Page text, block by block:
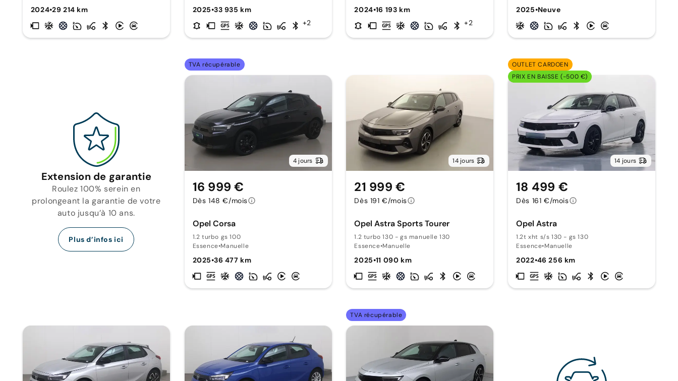
2024•29 214 km 2025•33 935 km
+2
2024•16 193 km
+2
2025•Neuve
Extension de garantie
Roulez 100% serein en
prolongeant la garantie de votre
auto jusqu’à 10 ans.
Plus d’infos ici
TVA récupérable
4 jours
Opel Corsa
1.2 turbo gs 100
Essence•Manuelle
2025•36 477 km
16 999 €
Dès 148 €/mois
14 jours
Opel Astra Sports Tourer
1.2 turbo 130 - gs manuelle 130
Essence•Manuelle
2025•11 090 km
21 999 €
Dès 191 €/mois
OUTLET CARDOEN
PRIX EN BAISSE (-500 €)
14 jours
Opel Astra
1.2t xht s/s 130 - gs 130
Essence•Manuelle
2022•46 256 km
18 499 €
Dès 161 €/mois
TVA récupérable